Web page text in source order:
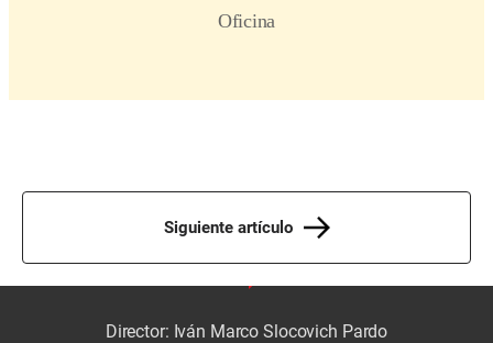
Siguiente artículo
Director: Iván Marco Slocovich Pardo